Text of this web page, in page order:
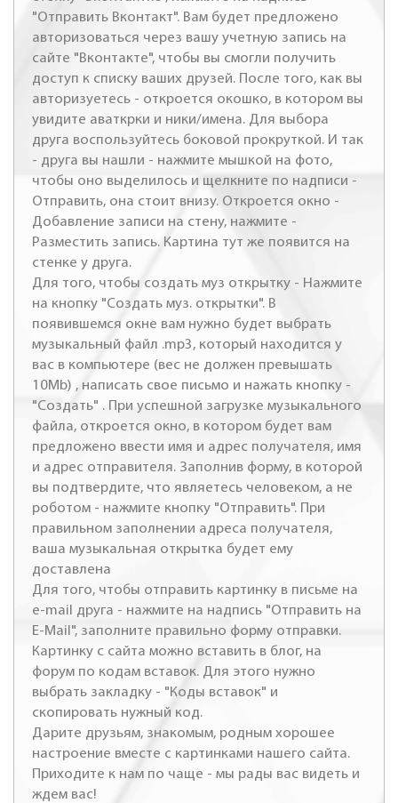
"Отправить Вконтакт". Вам будет предложено
авторизоваться через вашу учетную запись на
сайте "Вконтакте", чтобы вы смогли получить
доступ к списку ваших друзей. После того, как вы
авторизуетесь - откроется окошко, в котором вы
увидите аваткрки и ники/имена. Для выбора
друга воспользуйтесь боковой прокруткой. И так
- друга вы нашли - нажмите мышкой на фото,
чтобы оно выделилось и щелкните по надписи -
Отправить, она стоит внизу. Откроется окно -
Добавление записи на стену, нажмите -
Разместить запись. Картина тут же появится на
стенке у друга.
Для того, чтобы создать муз открытку - Нажмите
на кнопку "Создать муз. открытки". В
появившемся окне вам нужно будет выбрать
музыкальный файл .mp3, который находится у
вас в компьютере (вес не должен превышать
10Mb) , написать свое письмо и нажать кнопку -
"Создать" . При успешной загрузке музыкального
файла, откроется окно, в котором будет вам
предложено ввести имя и адрес получателя, имя
и адрес отправителя. Заполнив форму, в которой
вы подтвердите, что являетесь человеком, а не
роботом - нажмите кнопку "Отправить". При
правильном заполнении адреса получателя,
ваша музыкальная открытка будет ему
доставлена
Для того, чтобы отправить картинку в письме на
e-mail друга - нажмите на надпись "Отправить на
E-Mail", заполните правильно форму отправки.
Картинку с сайта можно вставить в блог, на
форум по кодам вставок. Для этого нужно
выбрать закладку - "Коды вставок" и
скопировать нужный код.
Дарите друзьям, знакомым, родным хорошее
настроение вместе с картинками нашего сайта.
Приходите к нам по чаще - мы рады вас видеть и
ждем вас!